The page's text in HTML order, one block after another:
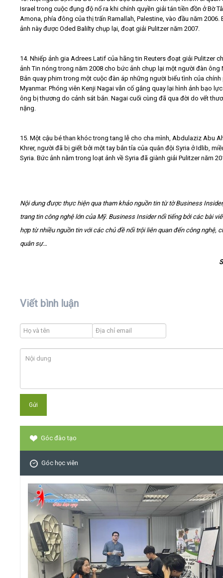
Israel trong cuộc đụng độ nổ ra khi chính quyền giải tán tiền đồn ở Bờ
Amona, phía đông của thị trấn Ramallah, Palestine, vào đầu năm 2006.
ảnh này được Oded Balilty chụp lại, đoạt giải Pulitzer năm 2007.
14. Nhiếp ảnh gia Adrees Latif của hãng tin Reuters đoạt giải Pulitzer
ảnh Tin nóng trong năm 2008 cho bức ảnh chụp lại một người đàn ông
Bản quay phim trong một cuộc đàn áp những người biểu tình của chính
Myanmar. Phóng viên Kenji Nagai vẫn cố gắng quay lại hình ảnh bạo
ông bị thương do cảnh sát bắn. Nagai cuối cùng đã qua đời do vết
nặng.
15. Một cậu bé than khóc trong tang lễ cho cha mình, Abdulaziz Abu
Khrer, người đã bị giết bởi một tay bắn tỉa của quân đội Syria ở Idlib,
Syria. Bức ảnh nằm trong loạt ảnh về Syria đã giành giải Pulitzer năm
Nội dung được thực hiện qua tham khảo nguồn tin từ tờ Business
trang tin công nghệ lớn của Mỹ. Business Insider nổi tiếng bởi các bài
hợp từ nhiều nguồn tin với các chủ đề nổi trội liên quan đến công nghệ,
quân sự…
Viết bình luận
Góc đào tạo
Góc học viên